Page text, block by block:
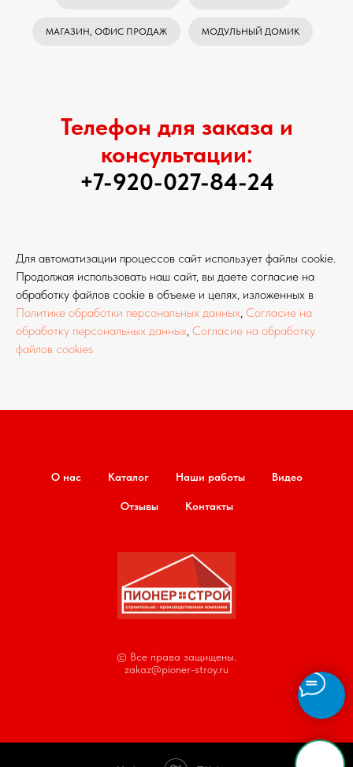
МАГАЗИН, ОФИС ПРОДАЖ МОДУЛЬНЫЙ ДОМИК
Телефон для заказа и
консультации:
+7-920-027-84-24
Для автоматизации процессов сайт использует файлы cookie.
Продолжая использовать наш сайт, вы даете согласие на
обработку файлов cookie в объеме и целях, изложенных в
Политике обработки персональных данных Согласие на
обработку персональных данных Согласие на обработку
файлов cookies
О нас Каталог Наши работы Видео
Отзывы Контакты
© Все права защищены.
zakaz@pioner-stroy.ru